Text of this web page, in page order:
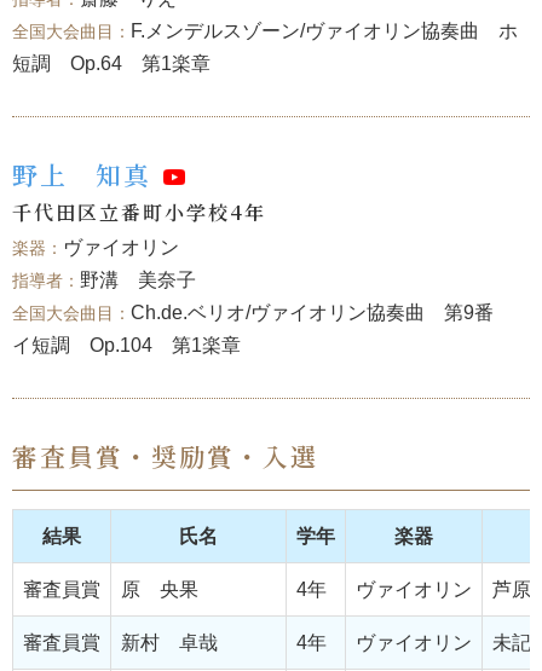
F.メンデルスゾーン/ヴァイオリン協奏曲 ホ
短調 Op.64 第1楽章
野上 知真
千代田区立番町小学校4年
ヴァイオリン
野溝 美奈子
Ch.de.ベリオ/ヴァイオリン協奏曲 第9番
イ短調 Op.104 第1楽章
審査員賞・奨励賞・入選
結果 氏名 学年 楽器
審査員賞 原 央果 4年 ヴァイオリン 芦原
審査員賞 新村 卓哉 4年 ヴァイオリン 未記